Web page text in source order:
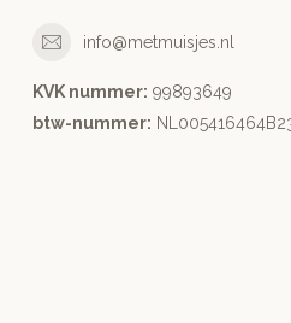
info@metmuisjes.nl
KVK nummer: 99893649
btw-nummer: